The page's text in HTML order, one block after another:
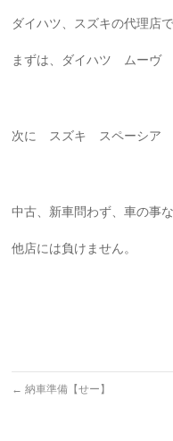
ダイハツ、スズキの代理店で
まずは、ダイハツ ムーヴ
次に スズキ スペーシア
中古、新車問わず、車の
他店には負けません。
← 納車準備【せー】